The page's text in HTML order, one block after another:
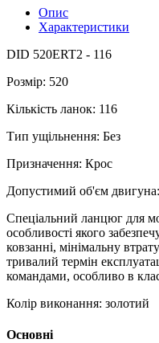
Опис
Характеристики
DID 520ERT2 - 116
Розмір: 520
Кількість ланок: 116
Тип ущільнення: Без
Призначення: Крос
Допустимий об'єм
Спеціальний ланцюг для
особливості якого
ковзанні, мінімальну
тривалий термін
командами, особливо в
Колір виконання: золотий
Основні